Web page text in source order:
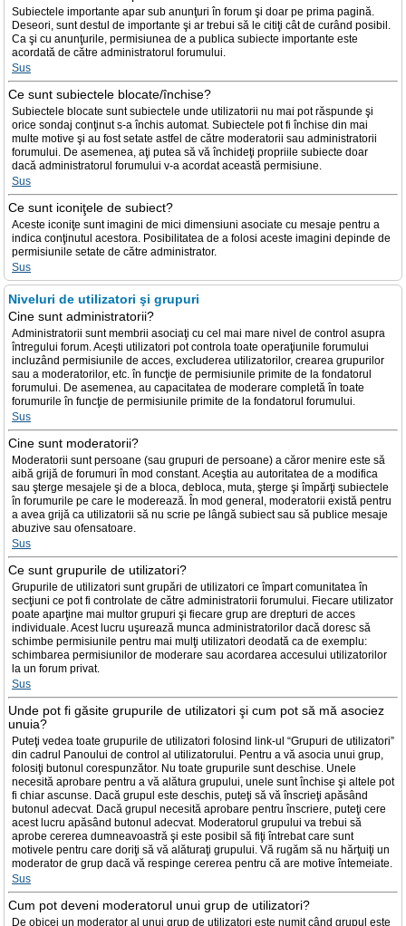
Subiectele importante apar sub anunţuri în forum şi doar pe prima pagină.
Deseori, sunt destul de importante şi ar trebui să le citiţi cât de curând posibil.
Ca şi cu anunţurile, permisiunea de a publica subiecte importante este
acordată de către administratorul forumului.
Sus
Ce sunt subiectele blocate/închise?
Subiectele blocate sunt subiectele unde utilizatorii nu mai pot răspunde şi
orice sondaj conţinut s-a închis automat. Subiectele pot fi închise din mai
multe motive şi au fost setate astfel de către moderatorii sau administratorii
forumului. De asemenea, aţi putea să vă închideţi propriile subiecte doar
dacă administratorul forumului v-a acordat această permisiune.
Sus
Ce sunt iconiţele de subiect?
Aceste iconiţe sunt imagini de mici dimensiuni asociate cu mesaje pentru a
indica conţinutul acestora. Posibilitatea de a folosi aceste imagini depinde de
permisiunile setate de către administrator.
Sus
Niveluri de utilizatori şi grupuri
Cine sunt administratorii?
Administratorii sunt membrii asociaţi cu cel mai mare nivel de control asupra
întregului forum. Aceşti utilizatori pot controla toate operaţiunile forumului
incluzând permisiunile de acces, excluderea utilizatorilor, crearea grupurilor
sau a moderatorilor, etc. în funcţie de permisiunile primite de la fondatorul
forumului. De asemenea, au capacitatea de moderare completă în toate
forumurile în funcţie de permisiunile primite de la fondatorul forumului.
Sus
Cine sunt moderatorii?
Moderatorii sunt persoane (sau grupuri de persoane) a căror menire este să
aibă grijă de forumuri în mod constant. Aceştia au autoritatea de a modifica
sau şterge mesajele şi de a bloca, debloca, muta, şterge şi împărţi subiectele
în forumurile pe care le moderează. În mod general, moderatorii există pentru
a avea grijă ca utilizatorii să nu scrie pe lângă subiect sau să publice mesaje
abuzive sau ofensatoare.
Sus
Ce sunt grupurile de utilizatori?
Grupurile de utilizatori sunt grupări de utilizatori ce împart comunitatea în
secţiuni ce pot fi controlate de către administratorii forumului. Fiecare utilizator
poate aparţine mai multor grupuri şi fiecare grup are drepturi de acces
individuale. Acest lucru uşurează munca administratorilor dacă doresc să
schimbe permisiunile pentru mai mulţi utilizatori deodată ca de exemplu:
schimbarea permisiunilor de moderare sau acordarea accesului utilizatorilor
la un forum privat.
Sus
Unde pot fi găsite grupurile de utilizatori şi cum pot să mă asociez
unuia?
Puteţi vedea toate grupurile de utilizatori folosind link-ul “Grupuri de utilizatori”
din cadrul Panoului de control al utilizatorului. Pentru a vă asocia unui grup,
folosiţi butonul corespunzător. Nu toate grupurile sunt deschise. Unele
necesită aprobare pentru a vă alătura grupului, unele sunt închise şi altele pot
fi chiar ascunse. Dacă grupul este deschis, puteţi să vă înscrieţi apăsând
butonul adecvat. Dacă grupul necesită aprobare pentru înscriere, puteţi cere
acest lucru apăsând butonul adecvat. Moderatorul grupului va trebui să
aprobe cererea dumneavoastră şi este posibil să fiţi întrebat care sunt
motivele pentru care doriţi să vă alăturaţi grupului. Vă rugăm să nu hărţuiţi un
moderator de grup dacă vă respinge cererea pentru că are motive întemeiate.
Sus
Cum pot deveni moderatorul unui grup de utilizatori?
De obicei un moderator al unui grup de utilizatori este numit când grupul este